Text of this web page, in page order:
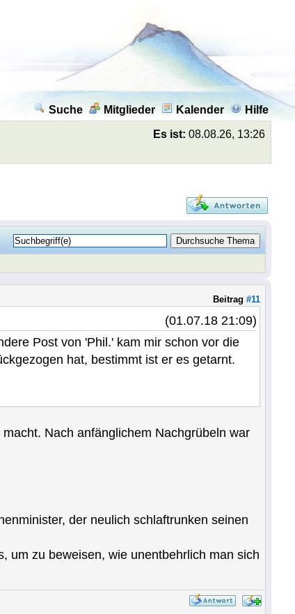
Suche Mitglieder Kalender Hilfe
Es ist: 08.08.26, 13:26
Beitrag #11
(01.07.18 21:09)
Post von 'Phil.' kam mir schon vor die
hat, bestimmt ist er es getarnt.
Nach anfänglichem Nachgrübeln war
der neulich schlaftrunken seinen
um zu beweisen, wie unentbehrlich man sich